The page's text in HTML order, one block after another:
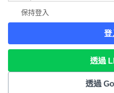
保持登入
登
透過
透過